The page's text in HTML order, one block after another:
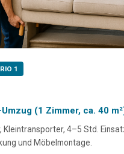
1
(1 Zimmer, ca. 40
Kleintransporter, 4–5 Std.
und Möbelmontage.